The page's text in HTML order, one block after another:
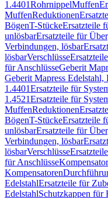
1.4401RohrnippelMuffen
MuffenReduktionen
BögenT-StückeErsatzteile
unlösbarErsatzteile für
Verbindungen, lösbar
lösbarVerschlüsse
für AnschlüsseGeberit
Geberit Mapress
1.4401Ersatzteile für
1.4521Ersatzteile für
MuffenReduktionen
BögenT-StückeErsatzteile
unlösbarErsatzteile für
Verbindungen, lösbar
lösbarVerschlüsse
für Anschlüsse
Kompensatoren
EdelstahlErsatzteile für
EdelstahlSchutzkappen für